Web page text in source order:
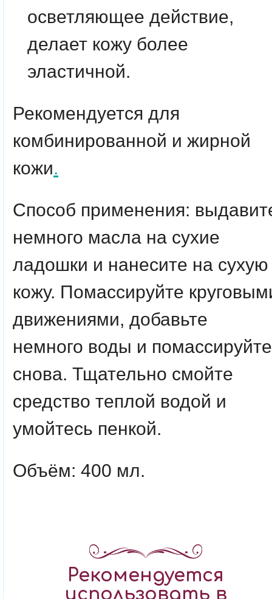
осветляющее действие,
делает кожу более
эластичной.
Рекомендуется для
комбинированной и жирной
кожи.
Способ применения:
немного масла на сухие
ладошки и нанесите на сухую
кожу. Помассируйте
движениями, добавьте
немного воды и помассируйте
снова. Тщательно смойте
средство теплой водой и
умойтесь пенкой.
Объём: 400 мл.
Рекомендуется
использовать в